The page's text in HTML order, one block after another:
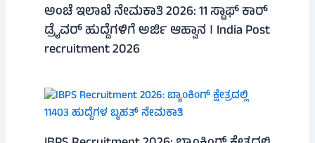
ಅಂಚೆ ಇಲಾಖೆ ನೇಮಕಾತಿ 2026: 11 ಸ್ಟಾಫ್ ಕಾರ್
ಡ್ರೈವರ್ ಹುದ್ದೆಗಳಿಗೆ ಅರ್ಜಿ ಆಹ್ವಾನ । India Post
recruitment 2026